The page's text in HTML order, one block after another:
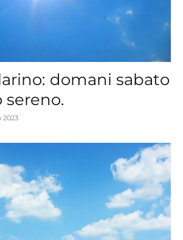
domani sabato
sereno.
2023